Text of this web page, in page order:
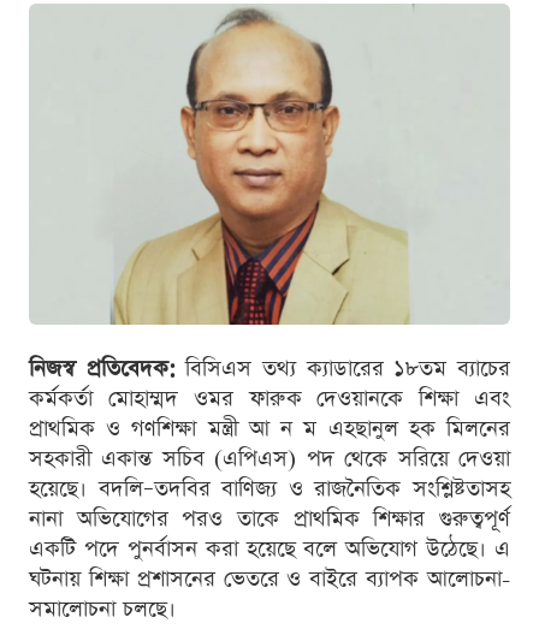
নিজস্ব প্রতিবেদক:বিসিএস তথ্য ক্যাডারের ১৮তম ব্যাচের
কর্মকর্তা মোহাম্মদ ওমর ফারুক দেওয়ানকে শিক্ষা এবং
প্রাথমিক ও গণশিক্ষা মন্ত্রী আ ন ম এহছানুল হক মিলনের
সহকারী একান্ত সচিব (এপিএস) পদ থেকে সরিয়ে দেওয়া
হয়েছে। বদলি–তদবির বাণিজ্য ও রাজনৈতিক সংশ্লিষ্টতাসহ
নানা অভিযোগের পরও তাকে প্রাথমিক শিক্ষার গুরুত্বপূর্ণ
একটি পদে পুনর্বাসন করা হয়েছে বলে অভিযোগ উঠেছে। এ
ঘটনায় শিক্ষা প্রশাসনের ভেতরে ও বাইরে ব্যাপক আলোচনা-
সমালোচনা চলছে।